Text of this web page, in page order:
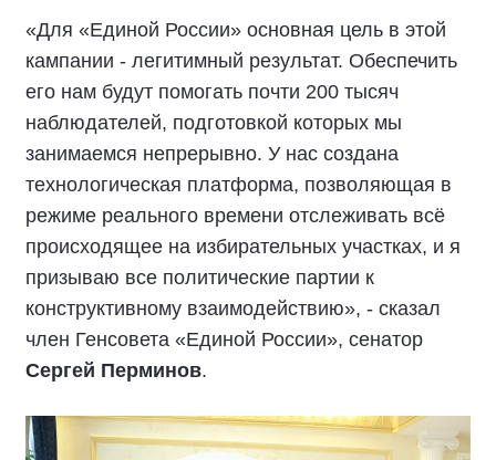
«Для «Единой России» основная цель в этой
кампании - легитимный результат. Обеспечить
его нам будут помогать почти 200 тысяч
наблюдателей, подготовкой которых мы
занимаемся непрерывно. У нас создана
технологическая платформа, позволяющая в
режиме реального времени отслеживать всё
происходящее на избирательных участках, и я
призываю все политические партии к
конструктивному взаимодействию», - сказал
член Генсовета «Единой России», сенатор
Сергей Перминов.